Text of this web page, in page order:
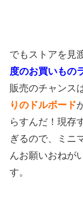
でもストアを見
度のお買いもの
販売のチャンス
りのドルボード
らすんだ！現存
ぎるので、ミニ
んお願いおねが
す。